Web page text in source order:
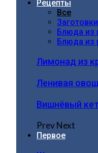
Рецепты
Все
Заготовки
Блюда из
Блюда из
Лимонад из
Ленивая
Вишнёвый
PrevNext
Первое